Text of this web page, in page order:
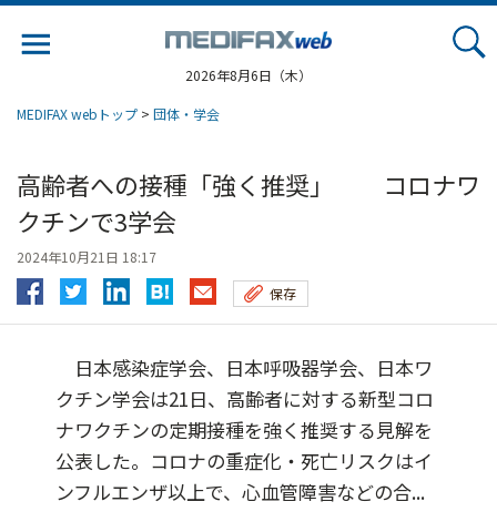
2026年8月6日（木）
MEDIFAX webトップ > 団体・学会
高齢者への接種「強く推奨」 コロナワ
クチンで3学会
2024年10月21日 18:17
保存
日本感染症学会、日本呼吸器学会、日本ワ
クチン学会は21日、高齢者に対する新型コロ
ナワクチンの定期接種を強く推奨する見解を
公表した。コロナの重症化・死亡リスクはイ
ンフルエンザ以上で、心血管障害などの合...